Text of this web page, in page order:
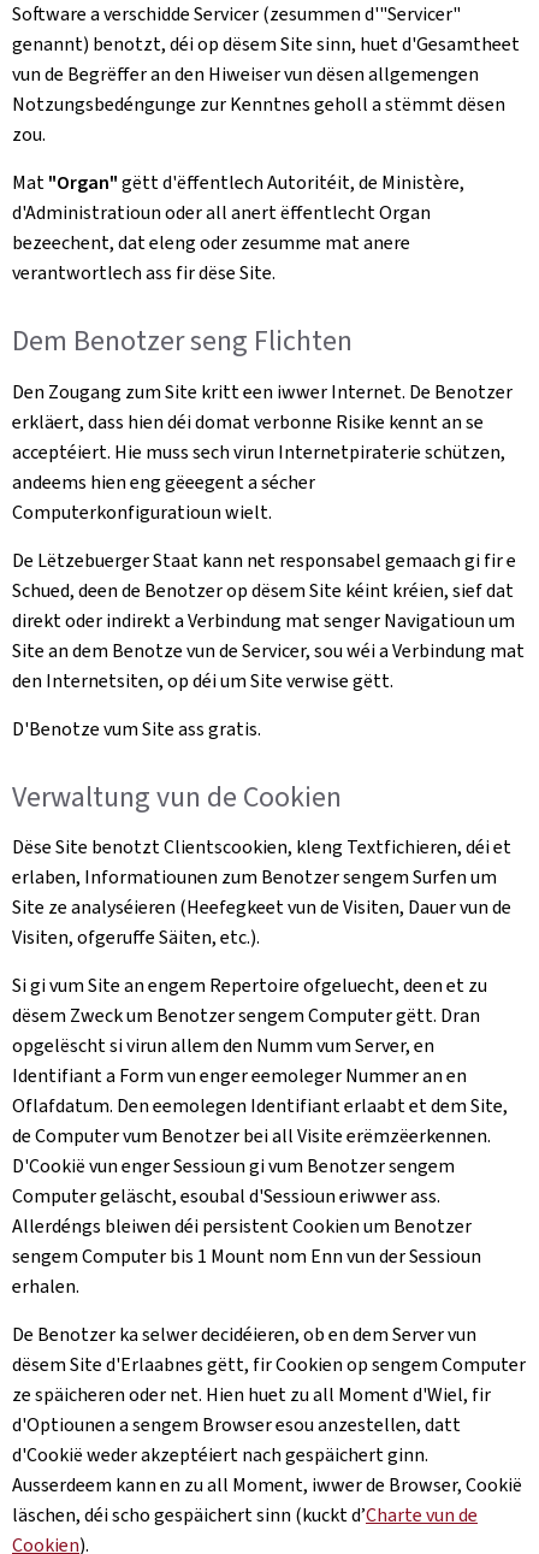
Software a verschidde Servicer (zesummen d'"Servicer"
genannt) benotzt, déi op dësem Site sinn, huet d'Gesamtheet
vun de Begrëffer an den Hiweiser vun dësen allgemengen
Notzungsbedéngunge zur Kenntnes geholl a stëmmt dësen
zou.
Mat"Organ"gëtt d'ëffentlech Autoritéit, de Ministère,
d'Administratioun oder all anert ëffentlecht Organ
bezeechent, dat eleng oder zesumme mat anere
verantwortlech ass fir dëse Site.
Dem Benotzer seng Flichten
Den Zougang zum Site kritt een iwwer Internet. De Benotzer
erkläert, dass hien déi domat verbonne Risike kennt an se
acceptéiert. Hie muss sech virun Internetpiraterie schützen,
andeems hien eng gëeegent a sécher
Computerkonfiguratioun wielt.
De Lëtzebuerger Staat kann net responsabel gemaach gi fir e
Schued, deen de Benotzer op dësem Site kéint kréien, sief dat
direkt oder indirekt a Verbindung mat senger Navigatioun um
Site an dem Benotze vun de Servicer, sou wéi a Verbindung mat
den Internetsiten, op déi um Site verwise gëtt.
D'Benotze vum Site ass gratis.
Verwaltung vun de Cookien
Dëse Site benotzt Clientscookien, kleng Textfichieren, déi et
erlaben, Informatiounen zum Benotzer sengem Surfen um
Site ze analyséieren (Heefegkeet vun de Visiten, Dauer vun de
Visiten, ofgeruffe Säiten, etc.).
Si gi vum Site an engem Repertoire ofgeluecht, deen et zu
dësem Zweck um Benotzer sengem Computer gëtt. Dran
opgelëscht si virun allem den Numm vum Server, en
Identifiant a Form vun enger eemoleger Nummer an en
Oflafdatum. Den eemolegen Identifiant erlaabt et dem Site,
de Computer vum Benotzer bei all Visite erëmzëerkennen.
D'Cookië vun enger Sessioun gi vum Benotzer sengem
Computer geläscht, esoubal d'Sessioun eriwwer ass.
Allerdéngs bleiwen déi persistent Cookien um Benotzer
sengem Computer bis 1 Mount nom Enn vun der Sessioun
erhalen.
De Benotzer ka selwer decidéieren, ob en dem Server vun
dësem Site d'Erlaabnes gëtt, fir Cookien op sengem Computer
ze späicheren oder net. Hien huet zu all Moment d'Wiel, fir
d'Optiounen a sengem Browser esou anzestellen, datt
d'Cookië weder akzeptéiert nach gespäichert ginn.
Ausserdeem kann en zu all Moment, iwwer de Browser, Cookië
läschen, déi scho gespäichert sinn (kuckt d’Charte vun de
Cookien).